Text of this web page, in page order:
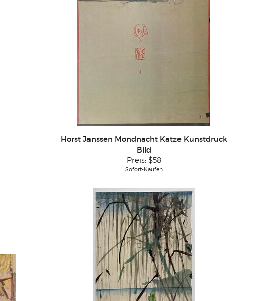
Horst Janssen Mondnacht Katze Kunstdruck
Bild
Preis: $58
Sofort-Kaufen